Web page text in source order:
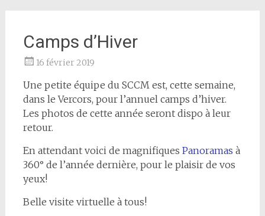
Camps d’Hiver
16 février 2019
Une petite équipe du SCCM est, cette semaine,
dans le Vercors, pour l’annuel camps d’hiver.
Les photos de cette année seront dispo à leur
retour.
En attendant voici de magnifiques Panoramas à
360° de l’année dernière, pour le plaisir de vos
yeux!
Belle visite virtuelle à tous!